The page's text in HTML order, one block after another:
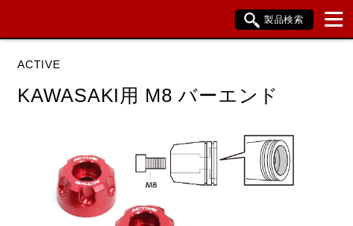
製品検索
データを準備しています。
閉じる
ACTIVE
KAWASAKI用 M8 バーエンド